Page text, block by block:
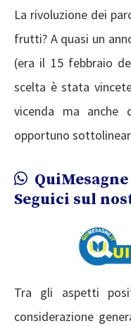
La rivoluzione dei
frutti? A quasi un
(era il 15 febbraio
scelta è stata
vicenda ma anche
opportuno
Seguici sul
Tra gli aspetti
considerazione